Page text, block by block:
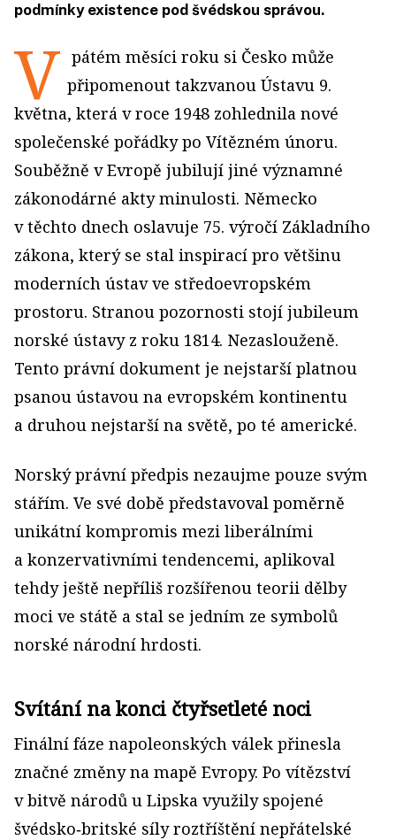
podmínky existence pod švédskou správou.
V pátém měsíci roku si Česko může
připomenout takzvanou Ústavu 9.
května, která v roce 1948 zohlednila nové
společenské pořádky po Vítězném únoru.
Souběžně v Evropě jubilují jiné významné
zákonodárné akty minulosti. Německo
v těchto dnech oslavuje 75. výročí Základního
zákona, který se stal inspirací pro většinu
moderních ústav ve středoevropském
prostoru. Stranou pozornosti stojí jubileum
norské ústavy z roku 1814. Nezaslouženě.
Tento právní dokument je nejstarší platnou
psanou ústavou na evropském kontinentu
a druhou nejstarší na světě, po té americké.
Norský právní předpis nezaujme pouze svým
stářím. Ve své době představoval poměrně
unikátní kompromis mezi liberálními
a konzervativními tendencemi, aplikoval
tehdy ještě nepříliš rozšířenou teorii dělby
moci ve státě a stal se jedním ze symbolů
norské národní hrdosti.
Svítání na konci čtyřsetleté noci
Finální fáze napoleonských válek přinesla
značné změny na mapě Evropy. Po vítězství
v bitvě národů u Lipska využily spojené
švédsko‑britské síly roztříštění nepřátelské